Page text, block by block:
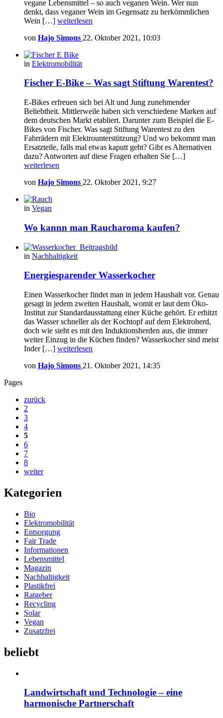
vegane Lebensmittel – so auch veganen Wein. Wer nun
denkt, dass veganer Wein im Gegensatz zu herkömmlichen
Wein […] weiterlesen
von Hajo Simons 22. Oktober 2021, 10:03
in Elektromobilität
Fischer E-Bike – Was sagt Stiftung Warentest?
E-Bikes erfreuen sich bei Alt und Jung zunehmender
Beliebtheit. Mittlerweile haben sich verschiedene Marken auf
dem deutschen Markt etabliert. Darunter zum Beispiel die E-
Bikes von Fischer. Was sagt Stiftung Warentest zu den
Fahrrädern mit Elektrounterstützung? Und wo bekommt man
Ersatzteile, falls mal etwas kaputt geht? Gibt es Alternativen
dazu? Antworten auf diese Fragen erhalten Sie […]
weiterlesen
von Hajo Simons 22. Oktober 2021, 9:27
in Vegan
Wo kannn man Raucharoma kaufen?
in Nachhaltigkeit
Energiesparender Wasserkocher
Einen Wasserkocher findet man in jedem Haushalt vor. Genau
gesagt in jedem zweiten Haushalt, womit er laut dem Öko-
Institut zur Standardausstattung einer Küche gehört. Er erhitzt
das Wasser schneller als der Kochtopf auf dem Elektroherd,
doch wie sieht es mit den Induktionsherden aus, die immer
weiter Einzug in die Küchen finden? Wasserkocher sind meist
Inder […] weiterlesen
von Hajo Simons 21. Oktober 2021, 14:35
Pages
zurück
2
3
4
5
6
7
8
weiter
Kategorien
Bio
Elektromobilität
Entsorgung
Fair Trade
Informationen
Lebensmittel
Magazin
Nachhaltigkeit
Plastikfrei
Ratgeber
Recycling
Solar
Vegan
Zusatzfrei
beliebt
Landwirtschaft und Technologie – eine
harmonische Partnerschaft